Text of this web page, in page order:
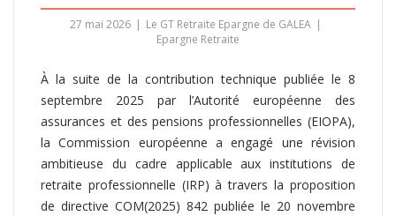
27 mai 2026
Le GT Retraite Epargne de GALEA
Epargne Retraite
À la suite de la contribution technique publiée le 8
septembre 2025 par l’Autorité européenne des
assurances et des pensions professionnelles (EIOPA),
la Commission européenne a engagé une révision
ambitieuse du cadre applicable aux institutions de
retraite professionnelle (IRP) à travers la proposition
de directive COM(2025) 842 publiée le 20 novembre